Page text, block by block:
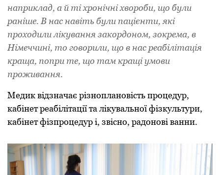
наприклад, а й ті хронічні хвороби, що були
раніше. В нас навіть були пацієнти, які
проходили лікування закордоном, зокрема, в
Німеччині, то говорили, що в нас реабілітація
краща, попри те, що там кращі умови
проживання.
Медик відзначає різноплановість процедур,
кабінет реабілітації та лікувальної фізкультури,
кабінет фізпроцедур і, звісно, радонові ванни.